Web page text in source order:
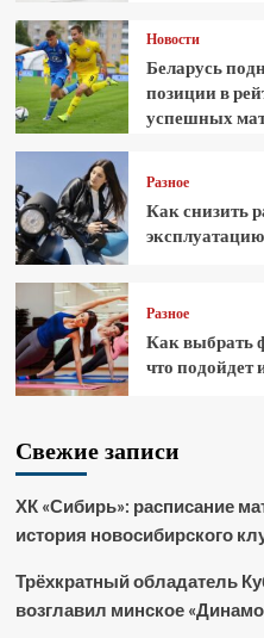
Новости
Беларусь
позиции в
успешных
Разное
Как снизить
Разное
Как выбрать
что подойдет
Свежие записи
ХК «Сибирь»: расписание
история новосибирского
Трёхкратный обладатель
возглавил минское